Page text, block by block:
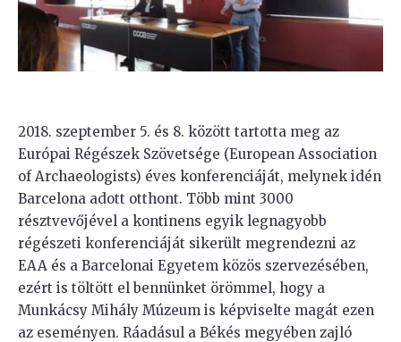
2018. szeptember 5. és 8. között tartotta meg az
Európai Régészek Szövetsége (European Association
of Archaeologists) éves konferenciáját, melynek idén
Barcelona adott otthont. Több mint 3000
résztvevőjével a kontinens egyik legnagyobb
régészeti konferenciáját sikerült megrendezni az
EAA és a Barcelonai Egyetem közös szervezésében,
ezért is töltött el bennünket örömmel, hogy a
Munkácsy Mihály Múzeum is képviselte magát ezen
az eseményen. Ráadásul a Békés megyében zajló